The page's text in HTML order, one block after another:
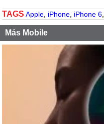
TAGS Apple, iPhone, iPhone 6,
Más Mobile